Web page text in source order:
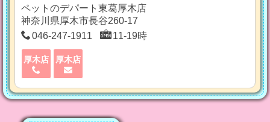
ペットのデパート東葛厚木店
神奈川県厚木市長谷260-17
046-247-1911
11-19時
厚木店 厚木店